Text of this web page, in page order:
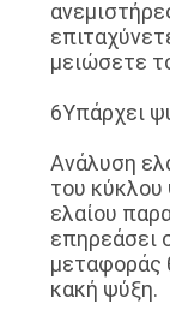
μειώσετε
6Υπάρχει
Ανάλυση
του κύκλου
ελαίου
επηρεάσει
μεταφοράς
κακή ψύξη.